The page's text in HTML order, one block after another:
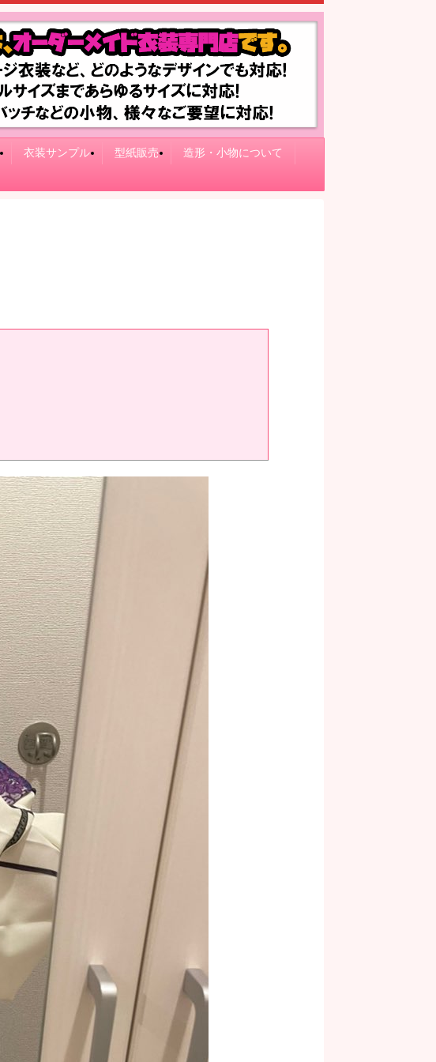
衣装サンプル 型紙販売
造形・小物について